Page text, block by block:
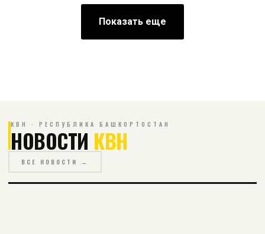
Показать еще
КВН · РЕСПУБЛИКА БАШКОРТОСТАН
НОВОСТИ КВН
ВСЕ НОВОСТИ →